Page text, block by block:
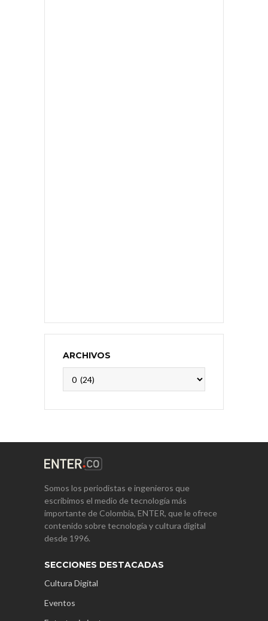
ARCHIVOS
Somos los periodistas e ingenieros que
escribimos el medio de tecnología más
importante de Colombia, ENTER, que le ofrece
contenido sobre tecnología y cultura digital
desde 1996.
SECCIONES DESTACADAS
Cultura Digital
Eventos